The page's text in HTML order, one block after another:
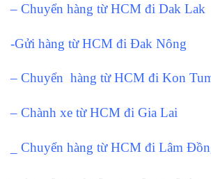
– Chuyển hàng từ HCM đi Dak Lak
-Gửi hàng từ HCM đi Đak Nông
– Chuyển hàng từ HCM đi Kon
– Chành xe từ HCM đi Gia Lai
_ Chuyển hàng từ HCM đi Lâm